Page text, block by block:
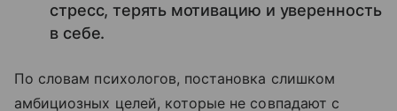
стресс, терять мотивацию и уверенность
в себе.
По словам психологов, постановка слишком
амбициозных целей, которые не совпадают с